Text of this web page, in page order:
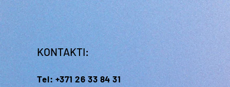
KONTAKTI:
Tel: +371 26 33 84 31